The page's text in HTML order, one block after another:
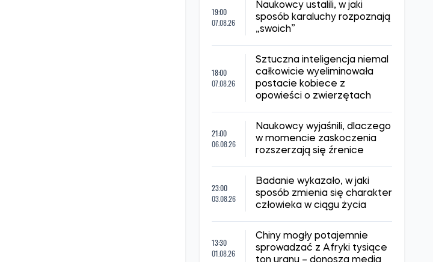
19:00
07.08.26
Naukowcy ustalili, w jaki
sposób karaluchy rozpoznają
„swoich”
18:00
07.08.26
Sztuczna inteligencja niemal
całkowicie wyeliminowała
postacie kobiece z
opowieści o zwierzętach
21:00
06.08.26
Naukowcy wyjaśnili, dlaczego
w momencie zaskoczenia
rozszerzają się źrenice
23:00
03.08.26
Badanie wykazało, w jaki
sposób zmienia się charakter
człowieka w ciągu życia
13:30
01.08.26
Chiny mogły potajemnie
sprowadzać z Afryki tysiące